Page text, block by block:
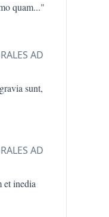
quam..."
AD
sunt,
AD
inedia